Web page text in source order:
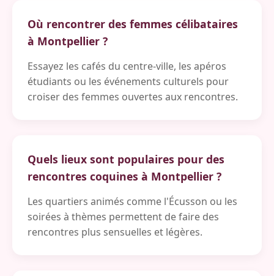
Où rencontrer des femmes célibataires
à Montpellier ?
Essayez les cafés du centre-ville, les apéros
étudiants ou les événements culturels pour
croiser des femmes ouvertes aux rencontres.
Quels lieux sont populaires pour des
rencontres coquines à Montpellier ?
Les quartiers animés comme l'Écusson ou les
soirées à thèmes permettent de faire des
rencontres plus sensuelles et légères.